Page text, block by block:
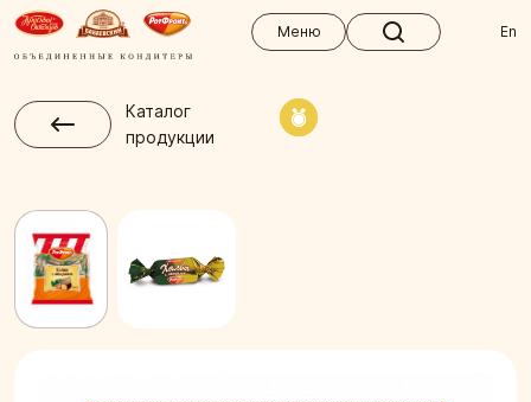
Меню
En
Каталог
продукции